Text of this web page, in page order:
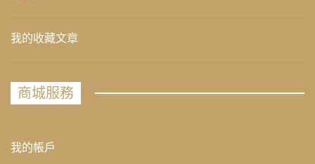
我的收藏文章
商城服務
我的帳戶